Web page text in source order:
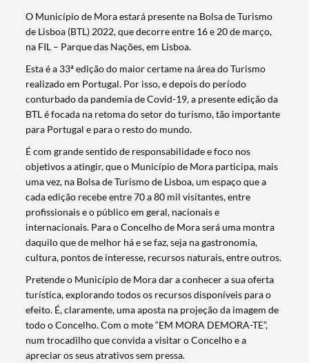
O Município de Mora estará presente na Bolsa de Turismo
de Lisboa (BTL) 2022, que decorre entre 16 e 20 de março,
na FIL – Parque das Nações, em Lisboa.
Esta é a 33ª edição do maior certame na área do Turismo
realizado em Portugal. Por isso, e depois do período
conturbado da pandemia de Covid-19, a presente edição da
BTL é focada na retoma do setor do turismo, tão importante
para Portugal e para o resto do mundo.
É com grande sentido de responsabilidade e foco nos
objetivos a atingir, que o Município de Mora participa, mais
uma vez, na Bolsa de Turismo de Lisboa, um espaço que a
cada edição recebe entre 70 a 80 mil visitantes, entre
profissionais e o público em geral, nacionais e
internacionais. Para o Concelho de Mora será uma montra
daquilo que de melhor há e se faz, seja na gastronomia,
cultura, pontos de interesse, recursos naturais, entre outros.
Pretende o Município de Mora dar a conhecer a sua oferta
turística, explorando todos os recursos disponíveis para o
efeito. É, claramente, uma aposta na projeção da imagem de
todo o Concelho. Com o mote “EM MORA DEMORA-TE”,
num trocadilho que convida a visitar o Concelho e a
apreciar os seus atrativos sem pressa.